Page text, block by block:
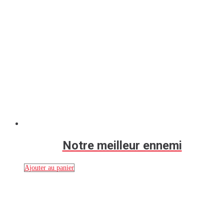
Notre meilleur ennemi
Ajouter au panier